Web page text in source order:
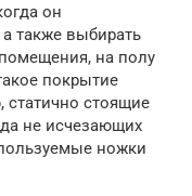
он
также выбирать
на полу
покрытие
статично стоящие
не исчезающих
ножки